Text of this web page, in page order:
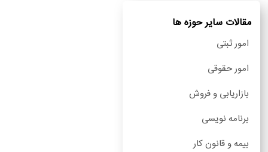
مقالات سایر حوزه ها
امور ثبتی
امور حقوقی
بازاریابی و فروش
برنامه نویسی
بیمه و قانون کار